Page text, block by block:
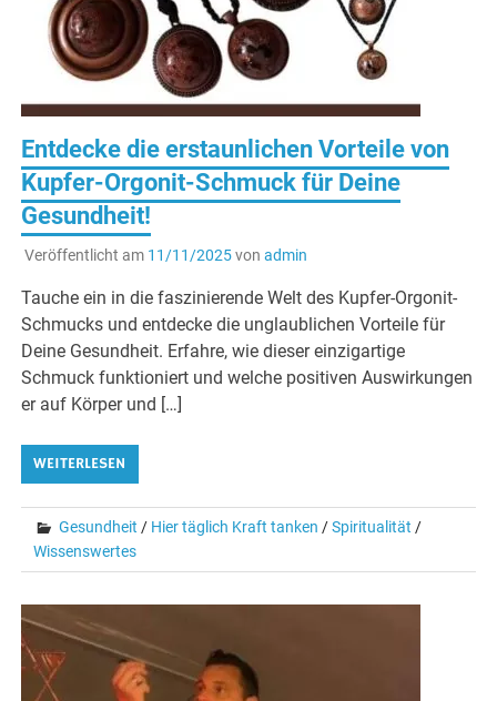
Entdecke die erstaunlichen Vorteile von
Kupfer-Orgonit-Schmuck für Deine
Gesundheit!
Veröffentlicht am 11/11/2025von admin
Tauche ein in die faszinierende Welt des Kupfer-Orgonit-
Schmucks und entdecke die unglaublichen Vorteile für
Deine Gesundheit. Erfahre, wie dieser einzigartige
Schmuck funktioniert und welche positiven Auswirkungen
er auf Körper und […]
WEITERLESEN
Gesundheit / Hier täglich Kraft tanken /Spiritualität /
Wissenswertes